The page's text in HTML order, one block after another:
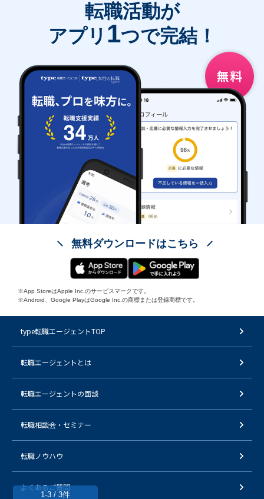
1-3 / 3件
転職活動が
アプリ 1つで完結！
無料ダウンロードはこちら
※App StoreはApple Inc.のサービスマークです。
※Android、Google PlayはGoogle Inc.の商標または登録商標です。
type転職エージェントTOP
転職エージェントとは
転職エージェントの面談
転職相談会・セミナー
転職ノウハウ
よくあるご質問